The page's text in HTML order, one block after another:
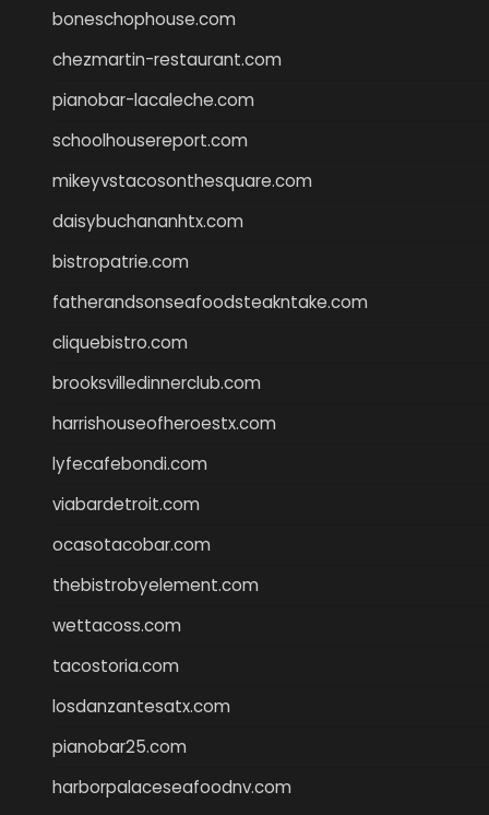
boneschophouse.com
chezmartin-restaurant.com
pianobar-lacaleche.com
schoolhousereport.com
mikeyvstacosonthesquare.com
daisybuchananhtx.com
bistropatrie.com
fatherandsonseafoodsteakntake.com
cliquebistro.com
brooksvilledinnerclub.com
harrishouseofheroestx.com
lyfecafebondi.com
viabardetroit.com
ocasotacobar.com
thebistrobyelement.com
wettacoss.com
tacostoria.com
losdanzantesatx.com
pianobar25.com
harborpalaceseafoodnv.com